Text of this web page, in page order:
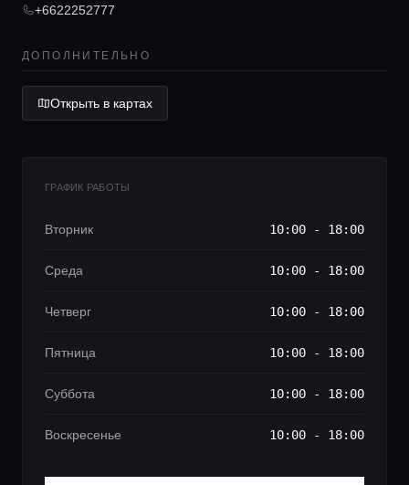
Гиды
Консьерж сервис
+6622252777
ДОПОЛНИТЕЛЬНО
Открыть в картах
ГРАФИК РАБОТЫ
Вторник 10:00 - 18:00
Среда 10:00 - 18:00
Четверг 10:00 - 18:00
Пятница 10:00 - 18:00
Суббота 10:00 - 18:00
Воскресенье 10:00 - 18:00